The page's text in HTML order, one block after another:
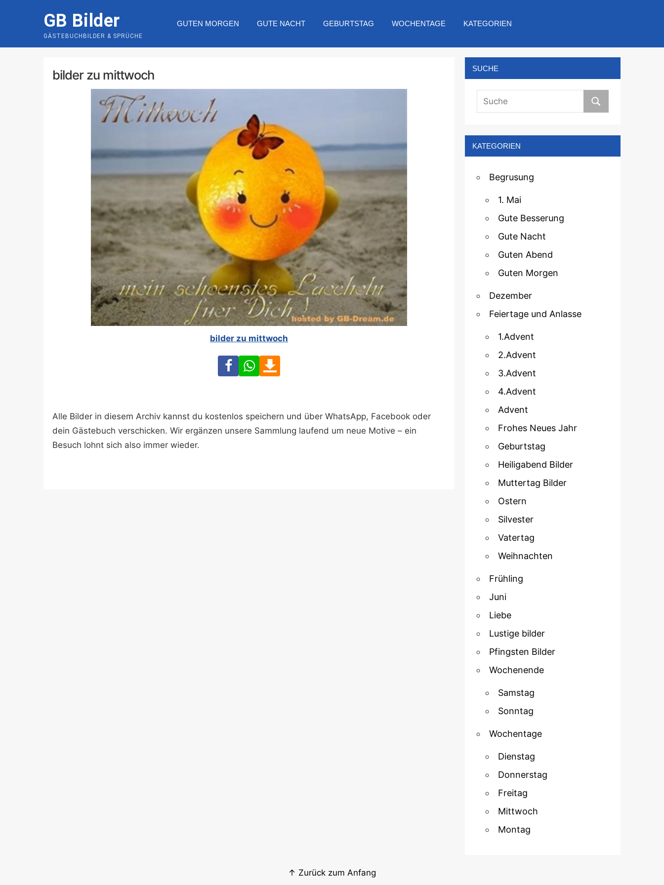
GB Bilder
GÄSTEBUCHBILDER & SPRÜCHE
GUTEN MORGEN GUTE NACHT GEBURTSTAG WOCHENTAGE KATEGORIEN
bilder zu mittwoch
bilder zu mittwoch
FacebookWhatsApp
Alle Bilder in diesem Archiv kannst du kostenlos speichern und über WhatsApp, Facebook oder
dein Gästebuch verschicken. Wir ergänzen unsere Sammlung laufend um neue Motive – ein
Besuch lohnt sich also immer wieder.
SUCHE
KATEGORIEN
Begrusung
1. Mai
Gute Besserung
Gute Nacht
Guten Abend
Guten Morgen
Dezember
Feiertage und Anlasse
1.Advent
2.Advent
3.Advent
4.Advent
Advent
Frohes Neues Jahr
Geburtstag
Heiligabend Bilder
Muttertag Bilder
Ostern
Silvester
Vatertag
Weihnachten
Frühling
Juni
Liebe
Lustige bilder
Pfingsten Bilder
Wochenende
Samstag
Sonntag
Wochentage
Dienstag
Donnerstag
Freitag
Mittwoch
Montag
↑ Zurück zum Anfang